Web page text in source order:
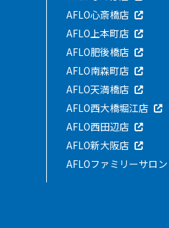
AFLO心斎橋店
AFLO上本町店
AFLO肥後橋店
AFLO南森町店
AFLO天満橋店
AFLO西大橋堀江店
AFLO西田辺店
AFLO新大阪店
AFLOファミリーサロン